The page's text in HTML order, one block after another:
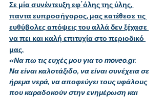
Σε μία συνέντευξη εφ΄όλης της ύλης,
παντα ευπροσήγορος, μας κατέθεσε τις
ευθύβολες απόψεις του αλλά δεν ξέχασε
να πει και καλή επιτυχία στο περιοδικό
μας.
«Να πω τις ευχές μου για το moveo.gr.
Να είναι καλοτάξιδο, να είναι συνέχεια σε
ήρεμα νερά, να αποφεύγει τους υφάλους
που καραδοκούν στην ενημέρωση και